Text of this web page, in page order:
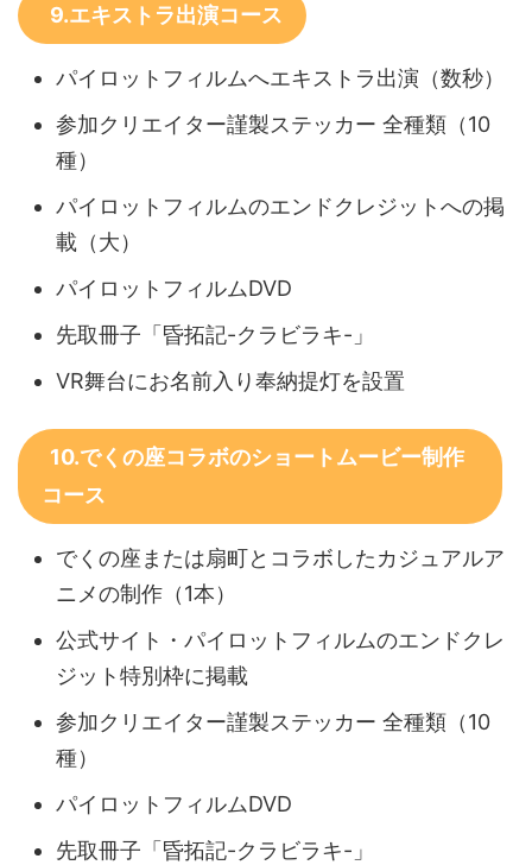
9.エキストラ出演コース
パイロットフィルムへエキストラ出演（数秒）
参加クリエイター謹製ステッカー 全種類（10
種）
パイロットフィルムのエンドクレジットへの掲
載（大）
パイロットフィルムDVD
先取冊子「昏拓記-クラビラキ-」
VR舞台にお名前入り奉納提灯を設置
10.でくの座コラボのショートムービー制作
コース
でくの座または扇町とコラボしたカジュアルア
ニメの制作（1本）
公式サイト・パイロットフィルムのエンドクレ
ジット特別枠に掲載
参加クリエイター謹製ステッカー 全種類（10
種）
パイロットフィルムDVD
先取冊子「昏拓記-クラビラキ-」